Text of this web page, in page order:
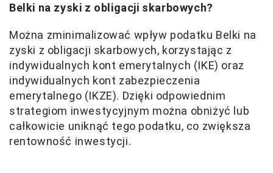
Belki na zyski z obligacji skarbowych?
Można zminimalizować wpływ podatku Belki na
zyski z obligacji skarbowych, korzystając z
indywidualnych kont emerytalnych (IKE) oraz
indywidualnych kont zabezpieczenia
emerytalnego (IKZE). Dzięki odpowiednim
strategiom inwestycyjnym można obniżyć lub
całkowicie uniknąć tego podatku, co zwiększa
rentowność inwestycji.